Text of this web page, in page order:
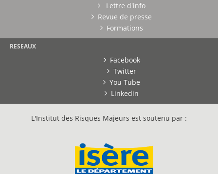
Lettre d'info
Revue de presse
Formations
RESEAUX
Facebook
Twitter
You Tube
Linkedin
L'Institut des Risques Majeurs est soutenu par :